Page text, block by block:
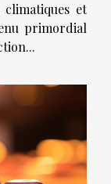
et
primordial